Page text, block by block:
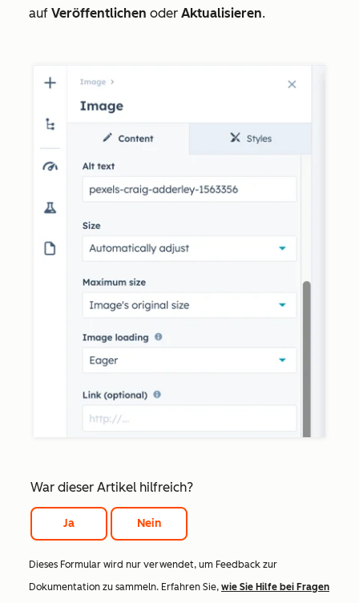
auf Veröffentlichen oder Aktualisieren.
War dieser Artikel hilfreich?
Ja Nein
Dieses Formular wird nur verwendet, um Feedback zur
Dokumentation zu sammeln. Erfahren Sie, wie Sie Hilfe bei Fragen